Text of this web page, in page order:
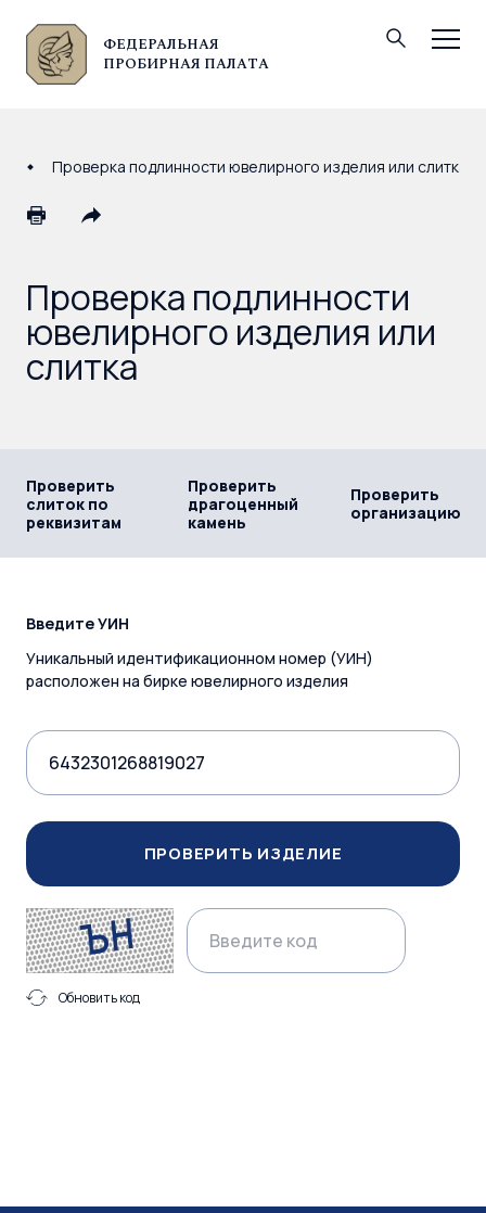
ФЕДЕРАЛЬНАЯ
ПРОБИРНАЯ ПАЛАТА
© Федеральная пробирная палата, 2026
Проверка подлинности ювелирного изделия или слитка
Проверка подлинности
ювелирного изделия или
слитка
Проверить
слиток по
реквизитам
Проверить
драгоценный
камень
Проверить
организацию
Введите УИН
Уникальный идентификационном номер (УИН)
расположен на бирке ювелирного изделия
ПРОВЕРИТЬ ИЗДЕЛИЕ
Обновить код